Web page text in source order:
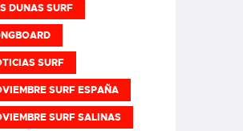
DUNAS SURF
SURF
SURF ESPAÑA
SURF SALINAS